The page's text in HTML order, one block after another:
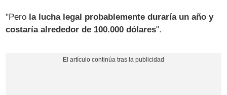
"Pero la lucha legal probablemente duraría un año y
costaría alrededor de 100.000 dólares".